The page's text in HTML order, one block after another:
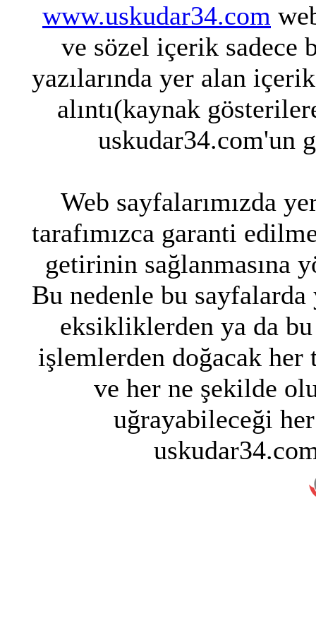
www.uskudar34.com
ve sözel içerik sadece
yazılarında yer alan
alıntı(kaynak
uskudar34.com'un
Web sayfalarımızda
tarafımızca garanti
getirinin sağlanmasına
Bu nedenle bu
eksikliklerden ya da
işlemlerden doğacak
ve her ne şekilde
uğrayabileceği